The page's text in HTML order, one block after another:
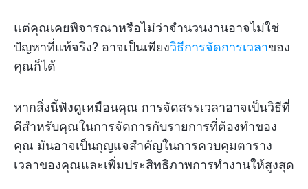
แต่คุณเคยพิจารณาหรือไม่ว่าจำนวนงานอาจไม่ใช่
ปัญหาที่แท้จริง? อาจเป็นเพียงวิธีการจัดการเวลาของ
คุณก็ได้
หากสิ่งนี้ฟังดูเหมือนคุณ การจัดสรรเวลาอาจเป็นวิธีที่
ดีสำหรับคุณในการจัดการกับรายการที่ต้องทำของ
คุณ มันอาจเป็นกุญแจสำคัญในการควบคุมตาราง
เวลาของคุณและเพิ่มประสิทธิภาพการทำงานให้สูงสุด